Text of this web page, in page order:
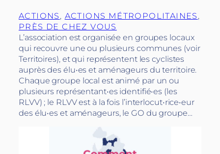
ACTIONS , ACTIONS MÉTROPOLITAINES
PRÈS DE CHEZ VOUS
L’association est organisée en groupes locaux
qui recouvre une ou plusieurs communes (voir
Territoires), et qui représentent les cyclistes
auprès des élu•es et aménageurs du territoire.
Chaque groupe local est animé par un ou
plusieurs représentant•es identifié•es (les
RLVV) ; le RLVV est à la fois l’interlocut•rice•eur
des élu•es et aménageurs, le GO du groupe…